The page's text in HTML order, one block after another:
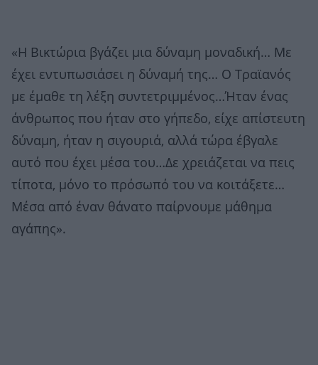
«Η Βικτώρια βγάζει μια δύναμη μοναδική… Με
έχει εντυπωσιάσει η δύναμή της… Ο Τραϊανός
με έμαθε τη λέξη συντετριμμένος…Ήταν ένας
άνθρωπος που ήταν στο γήπεδο, είχε απίστευτη
δύναμη, ήταν η σιγουριά, αλλά τώρα έβγαλε
αυτό που έχει μέσα του…Δε χρειάζεται να πεις
τίποτα, μόνο το πρόσωπό του να κοιτάξετε…
Μέσα από έναν θάνατο παίρνουμε μάθημα
αγάπης».